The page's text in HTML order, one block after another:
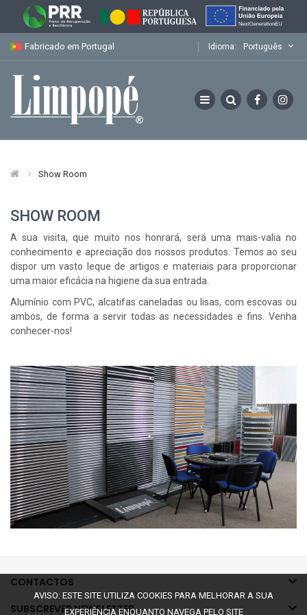
AVISO: ESTE SITE UTILIZA COOKIES PARA MELHORAR A SUA
EXPERIÊNCIA ENQUANTO NAVEGA PELO SITE
Fabricado em Portugal Idioma: Português
Show Room
SHOW ROOM
A sua visita, que muito nos honrará, será uma mais-valia no
conhecimento e apreciação dos nossos produtos. Temos ao seu
dispor um vasto leque de artigos e materiais para proporcionar
uma maior eficácia na higiene da sua entrada.
Alumínio com PVC, alcatifas caneladas ou lisas, com escovas ou
ambos, de forma a servir todas as necessidades e fins. Venha
conhecer-nos!
CONTACTOS
SUBSCREVER NEWSLETTER